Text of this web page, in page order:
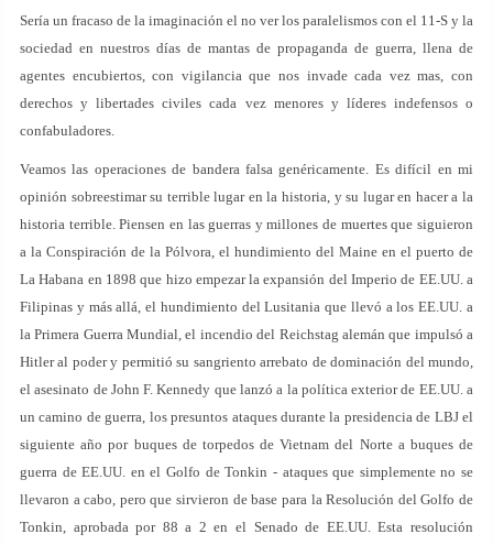
Sería un fracaso de la imaginación el no ver los paralelismos con el 11-S y la
sociedad en nuestros días de mantas de propaganda de guerra, llena de
agentes encubiertos, con vigilancia que nos invade cada vez mas, con
derechos y libertades civiles cada vez menores y líderes indefensos o
confabuladores.
Veamos las operaciones de bandera falsa genéricamente. Es difícil en mi
opinión sobreestimar su terrible lugar en la historia, y su lugar en hacer a la
historia terrible. Piensen en las guerras y millones de muertes que siguieron
a la Conspiración de la Pólvora, el hundimiento del Maine en el puerto de
La Habana en 1898 que hizo empezar la expansión del Imperio de EE.UU. a
Filipinas y más allá, el hundimiento del Lusitania que llevó a los EE.UU. a
la Primera Guerra Mundial, el incendio del Reichstag alemán que impulsó a
Hitler al poder y permitió su sangriento arrebato de dominación del mundo,
el asesinato de John F. Kennedy que lanzó a la política exterior de EE.UU. a
un camino de guerra, los presuntos ataques durante la presidencia de LBJ el
siguiente año por buques de torpedos de Vietnam del Norte a buques de
guerra de EE.UU. en el Golfo de Tonkin - ataques que simplemente no se
llevaron a cabo, pero que sirvieron de base para la Resolución del Golfo de
Tonkin, aprobada por 88 a 2 en el Senado de EE.UU. Esta resolución